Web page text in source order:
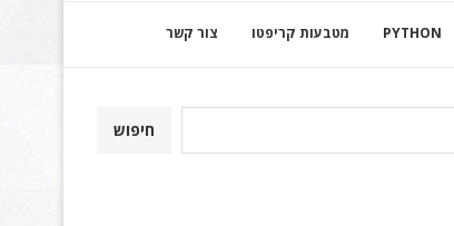
PYTHON מטבעות קריפטו צור קשר
חיפוש